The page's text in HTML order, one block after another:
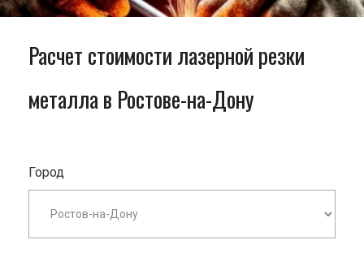
Расчет стоимости лазерной резки
металла в Ростове-на-Дону
Город